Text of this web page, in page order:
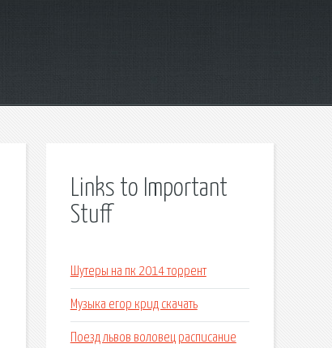
Links to Important
Stuff
Шутеры на пк 2014 торрент
Музыка егор крид скачать
Поезд львов воловец расписание